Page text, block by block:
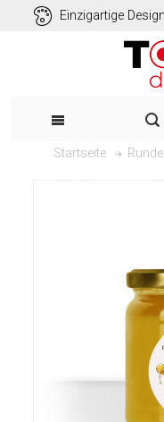
Einzigartige
Startseite